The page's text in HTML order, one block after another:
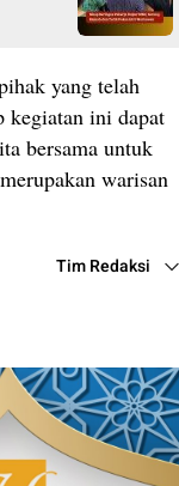
yang telah
kegiatan ini dapat
bersama untuk
warisan
Tim Redaksi